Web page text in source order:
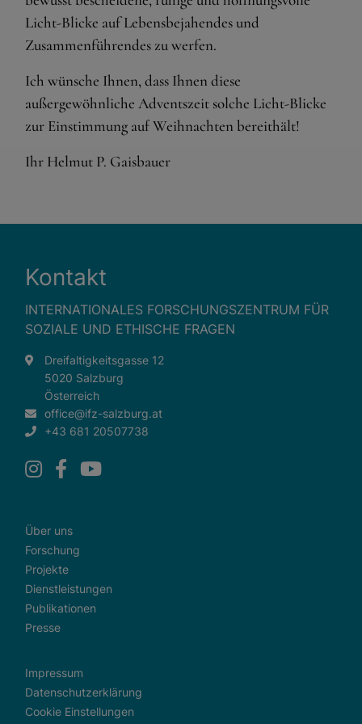
Licht-Blicke auf Lebensbejahendes und
Zusammenführendes zu werfen.
Ich wünsche Ihnen, dass Ihnen diese
außergewöhnliche Adventszeit solche Licht-Blicke
zur Einstimmung auf Weihnachten bereithält!
Ihr Helmut P. Gaisbauer
Kontakt
INTERNATIONALES FORSCHUNGSZENTRUM FÜR
SOZIALE UND ETHISCHE FRAGEN
Dreifaltigkeitsgasse 12
5020 Salzburg
Österreich
office@ifz-salzburg.at
+43 681 20507738
Über uns
Forschung
Projekte
Dienstleistungen
Publikationen
Presse
Impressum
Datenschutzerklärung
Cookie Einstellungen
dringend erforderlich.
Warenkorb
Externe Medien
bedarf der Zugriff auf externe Inhalte keiner manuellen
Eingebettete Inhalte